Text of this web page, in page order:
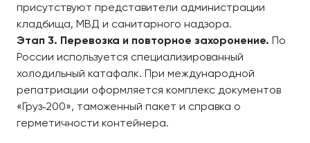
присутствуют представители администрации
кладбища, МВД и санитарного надзора.
Этап 3. Перевозка и повторное захоронение. По
России используется специализированный
холодильный катафалк. При международной
репатриации оформляется комплекс документов
«Груз‑200», таможенный пакет и справка о
герметичности контейнера.